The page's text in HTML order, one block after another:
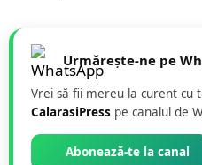
Urmărește-ne pe
Vrei să fii mereu la curent cu
CalarasiPress pe canalul de
Abonează-te la canal